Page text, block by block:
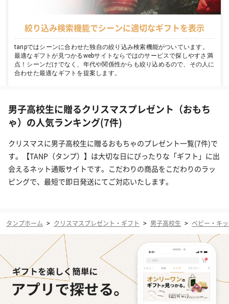
絞り込み検索機能でシーンに適切なギフトを表示
tanpではシーンに合わせた独自の絞り込み検索機能がついています。
最適なギフトが見つかるwebサイトならではのサービスで探しやすさ満
点！シーンだけでなく、年代や関係性からも絞り込めるので、その人に
合わせた最適なギフトを提案します。
男子高校生に贈るクリスマスプレゼント（おもち
ゃ）の人気ランキング(7件)
クリスマスに男子高校生に贈るおもちゃのプレゼント一覧(7件)で
す。【TANP（タンプ）】は大切な日にぴったりな「ギフト」に出
会えるネット通販サイトです。こだわりの商品をこだわりのラッ
ピングで、最短で即日発送にてご対応いたします。
タンプホーム > クリスマスプレゼント・ギフト > 男子高校生 > ベビー・キ